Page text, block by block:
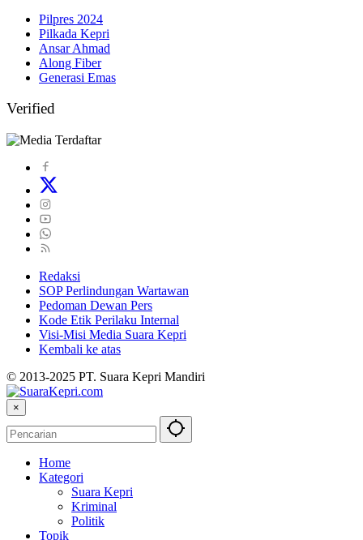
Pilpres 2024
Pilkada Kepri
Ansar Ahmad
Along Fiber
Generasi Emas
Verified
Redaksi
SOP Perlindungan Wartawan
Pedoman Dewan Pers
Kode Etik Perilaku Internal
Visi-Misi Media Suara Kepri
Kembali ke atas
© 2013-2025 PT. Suara Kepri Mandiri
×
Home
Kategori
Suara Kepri
Kriminal
Politik
Topik